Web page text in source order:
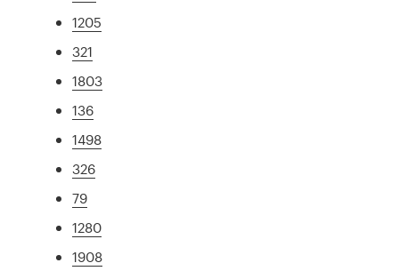
1205
321
1803
136
1498
326
79
1280
1908